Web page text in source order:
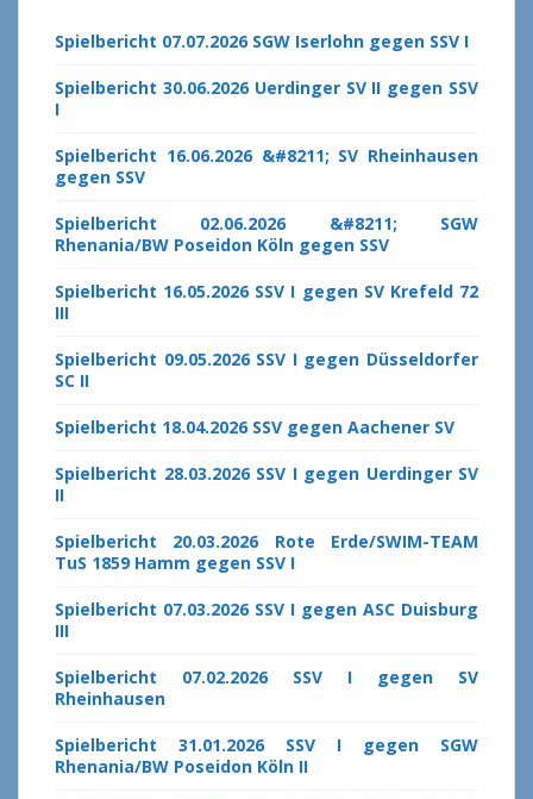
Spielbericht 07.07.2026 SGW Iserlohn gegen SSV I
Spielbericht 30.06.2026 Uerdinger SV II gegen SSV
I
Spielbericht 16.06.2026 &#8211; SV Rheinhausen
gegen SSV
Spielbericht 02.06.2026 &#8211; SGW
Rhenania/BW Poseidon Köln gegen SSV
Spielbericht 16.05.2026 SSV I gegen SV Krefeld 72
III
Spielbericht 09.05.2026 SSV I gegen Düsseldorfer
SC II
Spielbericht 18.04.2026 SSV gegen Aachener SV
Spielbericht 28.03.2026 SSV I gegen Uerdinger SV
II
Spielbericht 20.03.2026 Rote Erde/SWIM-TEAM
TuS 1859 Hamm gegen SSV I
Spielbericht 07.03.2026 SSV I gegen ASC Duisburg
III
Spielbericht 07.02.2026 SSV I gegen SV
Rheinhausen
Spielbericht 31.01.2026 SSV I gegen SGW
Rhenania/BW Poseidon Köln II